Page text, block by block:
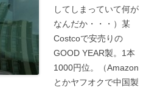
してしまっていて何が
なんだか・・・）某
Costcoで安売りの
GOOD YEAR製。1本
1000円位。（Amazon
とかヤフオクで中国製